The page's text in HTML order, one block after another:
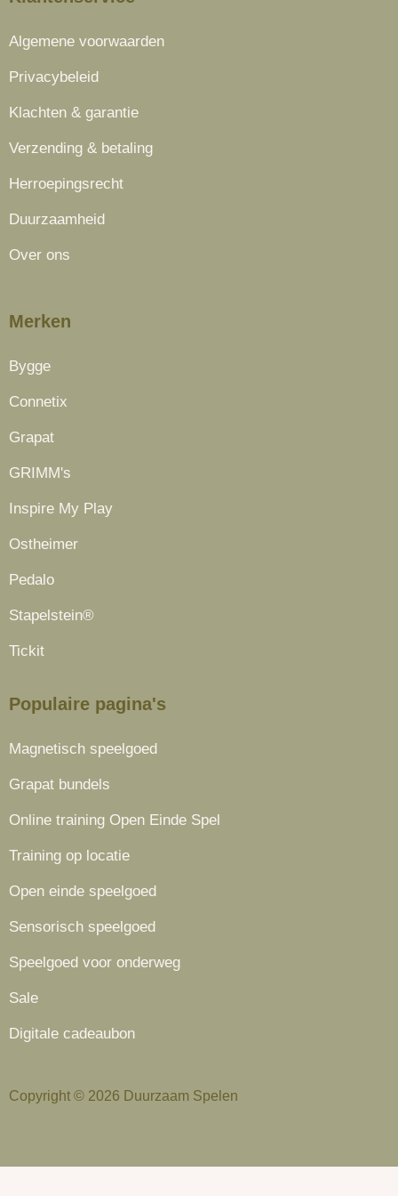
Algemene voorwaarden
Privacybeleid
Klachten & garantie
Verzending & betaling
Herroepingsrecht
Duurzaamheid
Over ons
Merken
Bygge
Connetix
Grapat
GRIMM's
Inspire My Play
Ostheimer
Pedalo
Stapelstein®
Tickit
Populaire pagina's
Magnetisch speelgoed
Grapat bundels
Online training Open Einde Spel
Training op locatie
Open einde speelgoed
Sensorisch speelgoed
Speelgoed voor onderweg
Sale
Digitale cadeaubon
Copyright © 2026 Duurzaam Spelen